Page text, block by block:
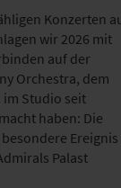
Konzerten
wir 2026 mit
auf der
Orchestra, dem
im Studio seit
haben: Die
Ereignis
Palast